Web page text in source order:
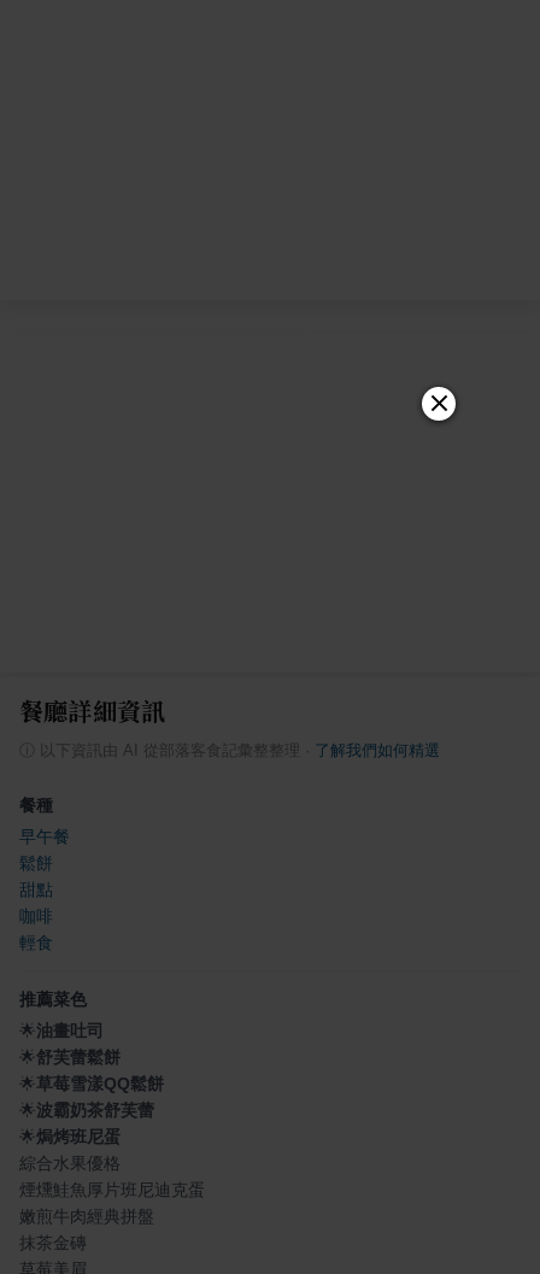
餐廳詳細資訊
以下資訊由 AI 從部落客食記彙整整理 了解我們如何精選
餐種
早午餐
鬆餅
甜點
咖啡
輕食
推薦菜色
🌟油畫吐司
🌟舒芙蕾鬆餅
🌟草莓雪漾QQ鬆餅
🌟波霸奶茶舒芙蕾
🌟焗烤班尼蛋
綜合水果優格
煙燻鮭魚厚片班尼迪克蛋
嫩煎牛肉經典拼盤
抹茶金磚
草莓美眉